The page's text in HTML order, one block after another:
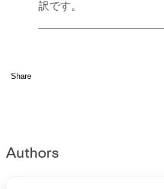
訳です。
Share
Authors